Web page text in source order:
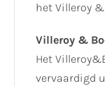
het Villeroy
Villeroy &
Het
vervaardigd